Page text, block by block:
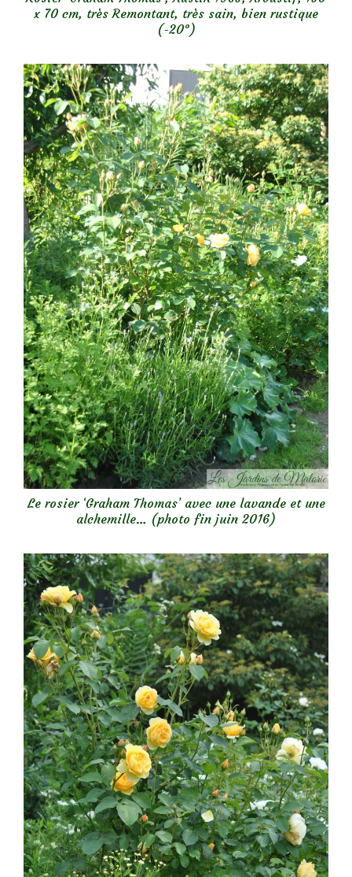
x 70 cm, très Remontant, très sain, bien rustique
(-20°)
Le rosier ‘Graham Thomas’ avec une lavande et une
alchemille… (photo fin juin 2016)